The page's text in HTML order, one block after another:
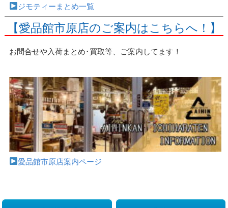
ジモティーまとめ一覧
【愛品館市原店のご案内はこちらへ！】
お問合せや入荷まとめ･買取等、ご案内してます！
愛品館市原店案内ページ